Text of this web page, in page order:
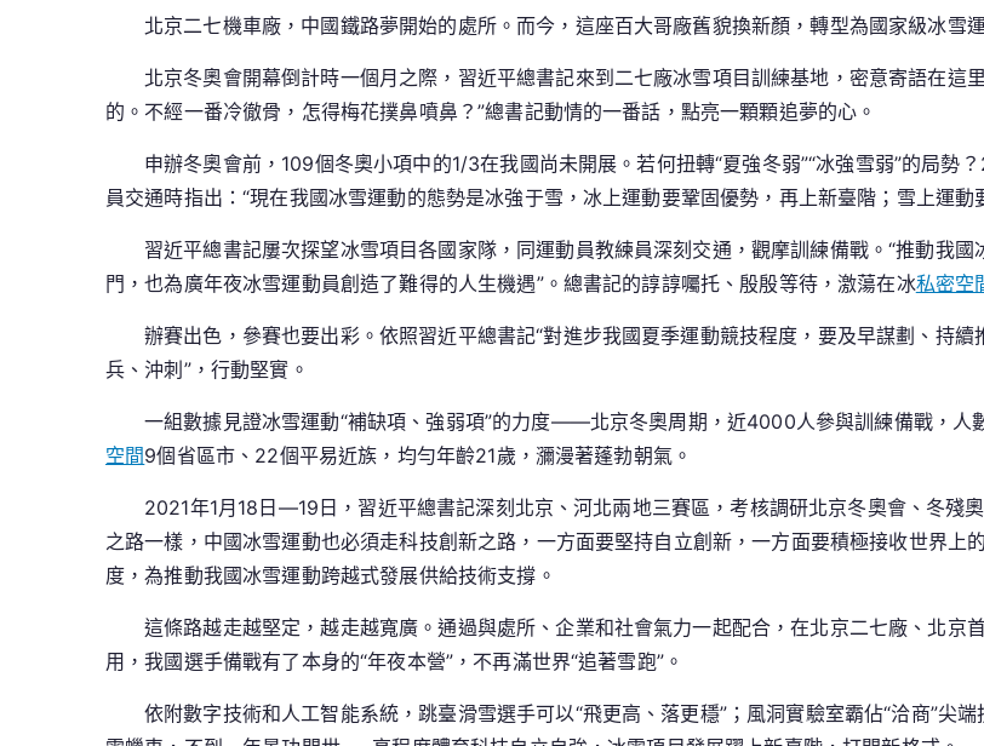
北京二七機車廠，中國鐵路夢開始的處所。而今，這座百大哥廠舊貌換新顏，轉型為國家級冰雪
北京冬奧會開幕倒計時一個月之際，習近平總書記來到二七廠冰雪項目訓練基地，密意寄語在這
的。不經一番冷徹骨，怎得梅花撲鼻噴鼻？”總書記動情的一番話，點亮一顆顆追夢的心。
申辦冬奧會前，109個冬奧小項中的1/3在我國尚未開展。若何扭轉“夏強冬弱”“冰強雪弱”的局
員交通時指出：“現在我國冰雪運動的態勢是冰強于雪，冰上運動要鞏固優勢，再上新臺階；雪上運動
習近平總書記屢次探望冰雪項目各國家隊，同運動員教練員深刻交通，觀摩訓練備戰。“推動我
門，也為廣年夜冰雪運動員創造了難得的人生機遇”。總書記的諄諄囑托、殷殷等待，激蕩在冰私密空
辦賽出色，參賽也要出彩。依照習近平總書記“對進步我國夏季運動競技程度，要及早謀劃、持
兵、沖刺”，行動堅實。
一組數據見證冰雪運動“補缺項、強弱項”的力度——北京冬奧周期，近4000人參與訓練備戰，人
空間9個省區市、22個平易近族，均勻年齡21歲，瀰漫著蓬勃朝氣。
2021年1月18日—19日，習近平總書記深刻北京、河北兩地三賽區，考核調研北京冬奧會、冬殘
之路一樣，中國冰雪運動也必須走科技創新之路，一方面要堅持自立創新，一方面要積極接收世界上
度，為推動我國冰雪運動跨越式發展供給技術支撐。
這條路越走越堅定，越走越寬廣。通過與處所、企業和社會氣力一起配合，在北京二七廠、北京
用，我國選手備戰有了本身的“年夜本營”，不再滿世界“追著雪跑”。
依附數字技術和人工智能系統，跳臺滑雪選手可以“飛更高、落更穩”；風洞實驗室霸佔“洽商”尖